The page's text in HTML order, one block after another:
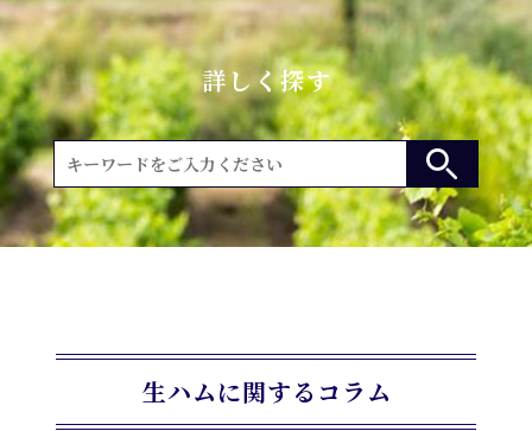
詳しく探す
生ハムに関するコラム